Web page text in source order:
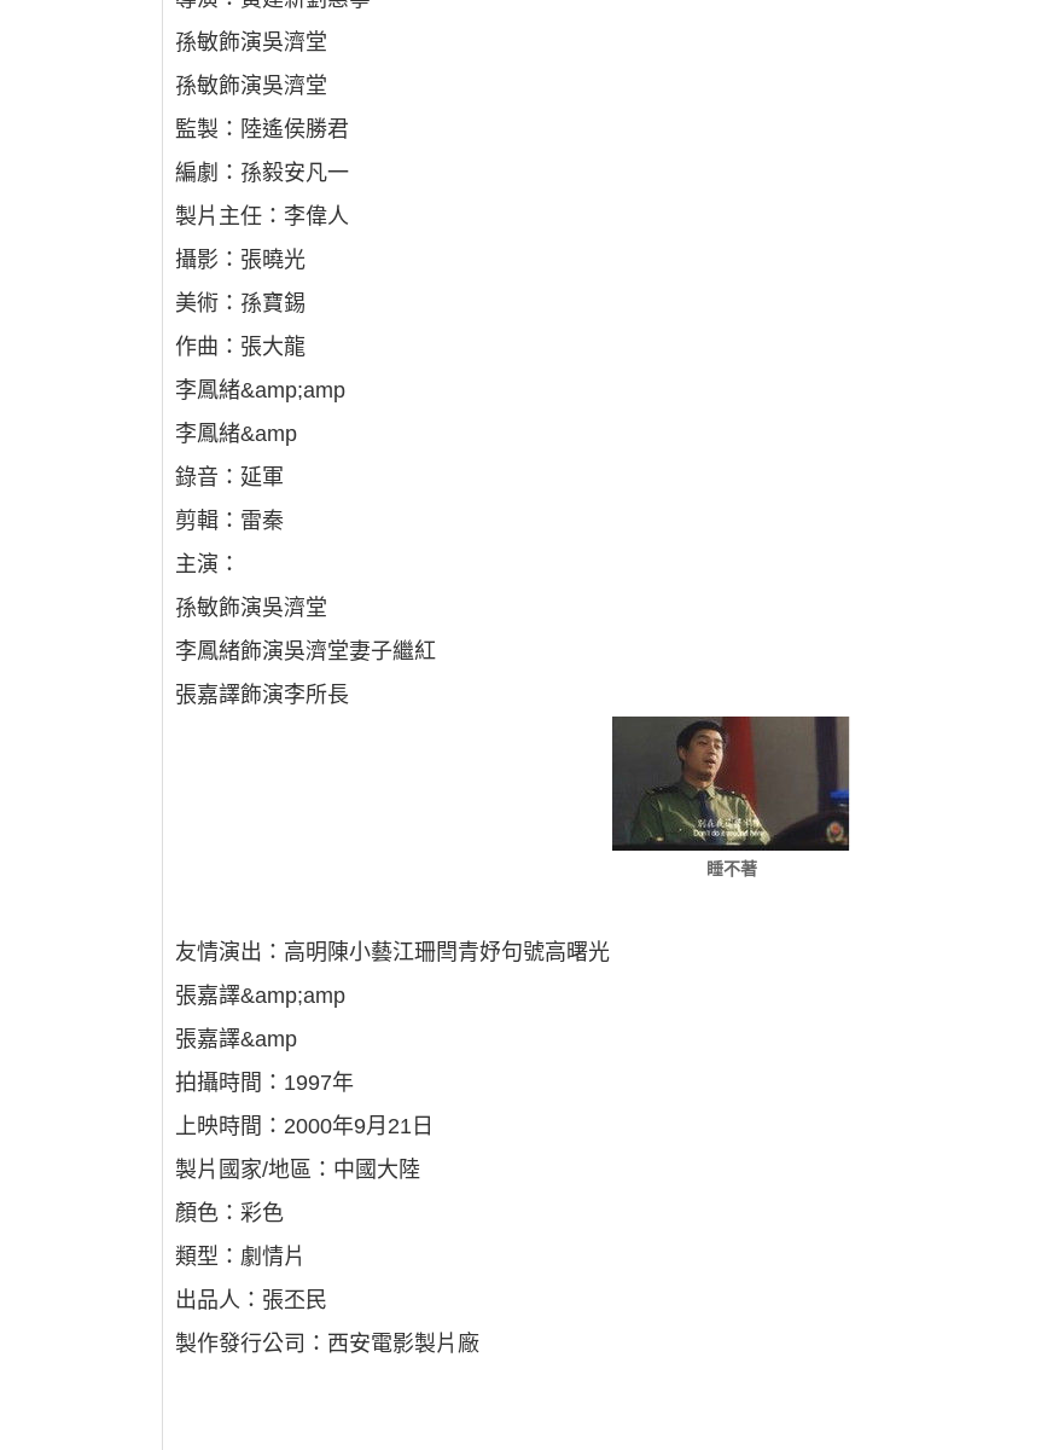
孫敏飾演吳濟堂
孫敏飾演吳濟堂
監製：陸遙侯勝君
編劇：孫毅安凡一
製片主任：李偉人
攝影：張曉光
美術：孫寶錫
作曲：張大龍
李鳳緒&amp;amp
李鳳緒&amp
錄音：延軍
剪輯：雷秦
主演：
孫敏飾演吳濟堂
李鳳緒飾演吳濟堂妻子繼紅
張嘉譯飾演李所長
睡不著
友情演出：高明陳小藝江珊閆青妤句號高曙光
張嘉譯&amp;amp
張嘉譯&amp
拍攝時間：1997年
上映時間：2000年9月21日
製片國家/地區：中國大陸
顏色：彩色
類型：劇情片
出品人：張丕民
製作發行公司：西安電影製片廠